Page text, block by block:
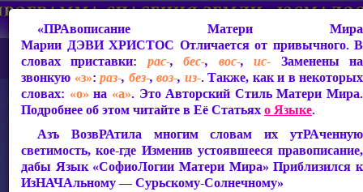
«ПРАвописание Матери Мира
Марии ДЭВИ ХРИСТОС Отличается от привычного. В
словах приставки: рас-,бес-, вос-,ис- Заменены на
звонкую «з»: раз-, без-, воз-, из-. Также, как и в некоторых
словах: «о» на «а». Это Авторский Стиль Матери Мира.
Подробнее об этом читайте в Её Статьяхо Языке.
Азъ ВозвРАтила многим словам их утРАченную
светимость, кое-где Изменив устоявшееся правописание,
дабы Язык «СофиоЛогии Матери Мира» Приблизился к
ИзНАЧАльному — Сурьскому-Солнечному»